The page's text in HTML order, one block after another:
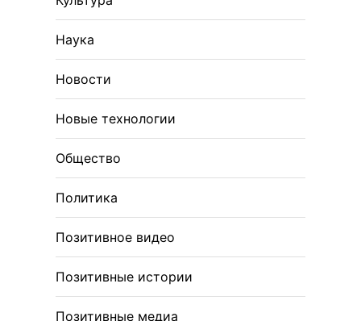
Наука
Новости
Новые технологии
Общество
Политика
Позитивное видео
Позитивные истории
Позитивные медиа